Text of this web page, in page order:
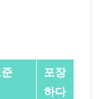
포장
하다